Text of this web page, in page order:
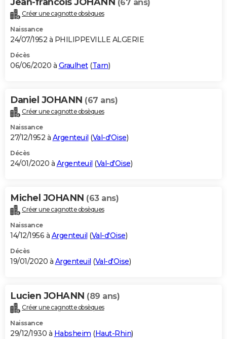
(67 ans)
Créer une cagnotte obsèques
Naissance
24/07/1952 à PHILIPPEVILLE ALGERIE
Décès
06/06/2020 à Graulhet(Tarn)
Daniel JOHANN (67 ans)
Créer une cagnotte obsèques
Naissance
27/12/1952 à Argenteuil (Val-d'Oise)
Décès
24/01/2020 à Argenteuil (Val-d'Oise)
Michel JOHANN (63 ans)
Créer une cagnotte obsèques
Naissance
14/12/1956 à Argenteuil (Val-d'Oise)
Décès
19/01/2020 à Argenteuil (Val-d'Oise)
Lucien JOHANN (89 ans)
Créer une cagnotte obsèques
Naissance
29/12/1930 à Habsheim (Haut-Rhin)